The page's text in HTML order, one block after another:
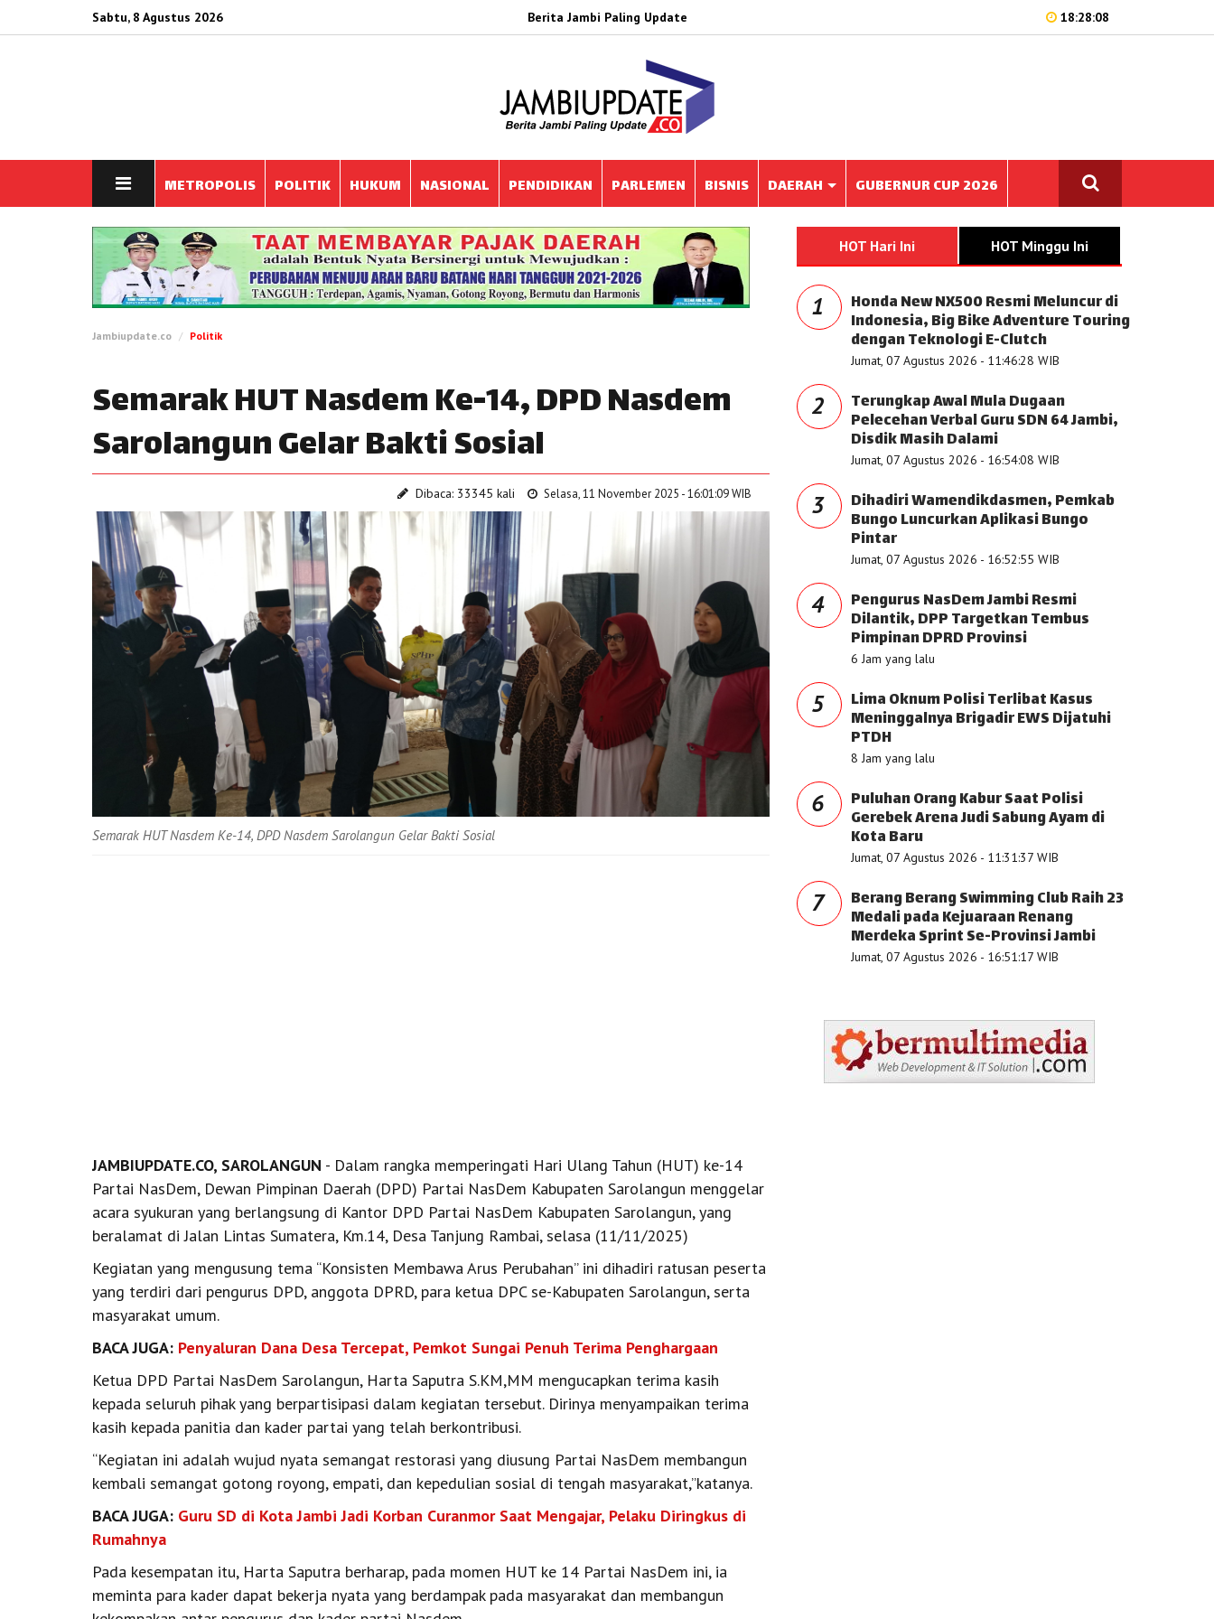
Sabtu, 8 Agustus 2026 Berita Jambi Paling Update 18:28:08
METROPOLIS POLITIK HUKUM NASIONAL PENDIDIKAN PARLEMEN BISNIS DAERAH GUBERNUR CUP 2026
Jambiupdate.co Politik
Semarak HUT Nasdem Ke-14, DPD Nasdem
Sarolangun Gelar Bakti Sosial
Dibaca: 33345 kali Selasa, 11 November 2025 - 16:01:09 WIB
Semarak HUT Nasdem Ke-14, DPD Nasdem Sarolangun Gelar Bakti Sosial
JAMBIUPDATE.CO, SAROLANGUN - Dalam rangka memperingati Hari Ulang Tahun (HUT) ke-14
Partai NasDem, Dewan Pimpinan Daerah (DPD) Partai NasDem Kabupaten Sarolangun menggelar
acara syukuran yang berlangsung di Kantor DPD Partai NasDem Kabupaten Sarolangun, yang
beralamat di Jalan Lintas Sumatera, Km.14, Desa Tanjung Rambai, selasa (11/11/2025)
Kegiatan yang mengusung tema “Konsisten Membawa Arus Perubahan” ini dihadiri ratusan peserta
yang terdiri dari pengurus DPD, anggota DPRD, para ketua DPC se-Kabupaten Sarolangun, serta
masyarakat umum.
BACA JUGA: Penyaluran Dana Desa Tercepat, Pemkot Sungai Penuh Terima Penghargaan
Ketua DPD Partai NasDem Sarolangun, Harta Saputra S.KM,MM mengucapkan terima kasih
kepada seluruh pihak yang berpartisipasi dalam kegiatan tersebut. Dirinya menyampaikan terima
kasih kepada panitia dan kader partai yang telah berkontribusi.
“Kegiatan ini adalah wujud nyata semangat restorasi yang diusung Partai NasDem membangun
kembali semangat gotong royong, empati, dan kepedulian sosial di tengah masyarakat,”katanya.
BACA JUGA: Guru SD di Kota Jambi Jadi Korban Curanmor Saat Mengajar, Pelaku Diringkus di
Rumahnya
Pada kesempatan itu, Harta Saputra berharap, pada momen HUT ke 14 Partai NasDem ini, ia
meminta para kader dapat bekerja nyata yang berdampak pada masyarakat dan membangun
HOT Hari Ini HOT Minggu Ini
1 Honda New NX500 Resmi Meluncur di
Indonesia, Big Bike Adventure Touring
dengan Teknologi E-Clutch
Jumat, 07 Agustus 2026 - 11:46:28 WIB
2 Terungkap Awal Mula Dugaan
Pelecehan Verbal Guru SDN 64 Jambi,
Disdik Masih Dalami
Jumat, 07 Agustus 2026 - 16:54:08 WIB
3 Dihadiri Wamendikdasmen, Pemkab
Bungo Luncurkan Aplikasi Bungo
Pintar
Jumat, 07 Agustus 2026 - 16:52:55 WIB
4 Pengurus NasDem Jambi Resmi
Dilantik, DPP Targetkan Tembus
Pimpinan DPRD Provinsi
6 Jam yang lalu
5 Lima Oknum Polisi Terlibat Kasus
Meninggalnya Brigadir EWS Dijatuhi
PTDH
8 Jam yang lalu
6 Puluhan Orang Kabur Saat Polisi
Gerebek Arena Judi Sabung Ayam di
Kota Baru
Jumat, 07 Agustus 2026 - 11:31:37 WIB
7 Berang Berang Swimming Club Raih 23
Medali pada Kejuaraan Renang
Merdeka Sprint Se-Provinsi Jambi
Jumat, 07 Agustus 2026 - 16:51:17 WIB